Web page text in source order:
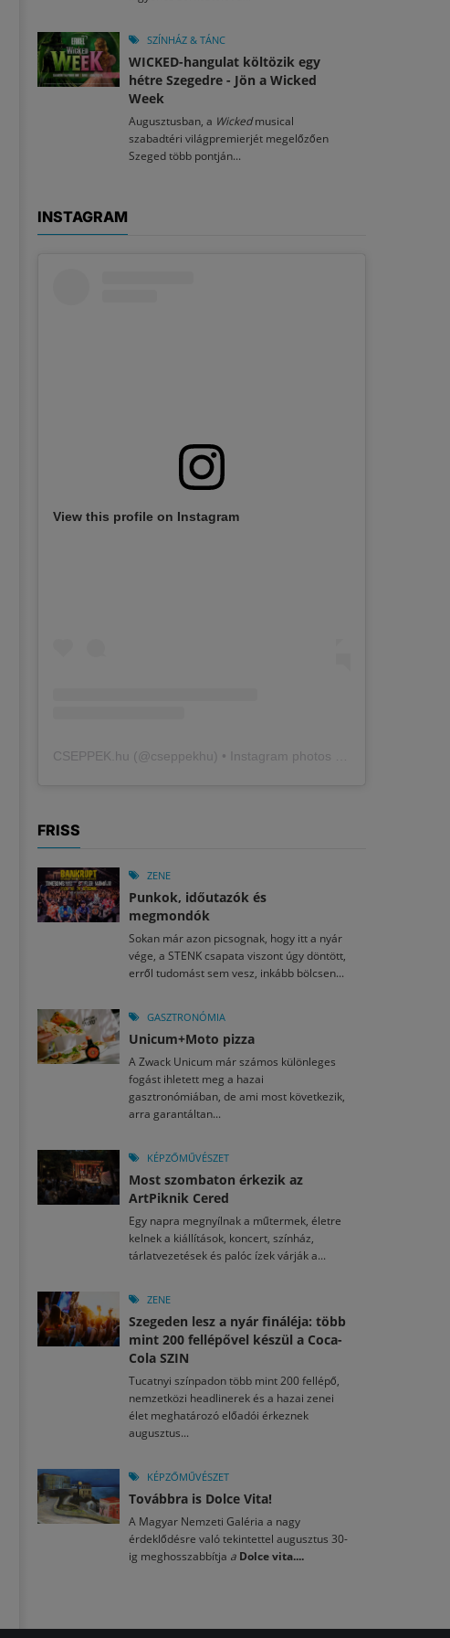
SZÍNHÁZ & TÁNC
WICKED-hangulat költözik egy
hétre Szegedre - Jön a Wicked
Week
Augusztusban, a Wickedmusical
szabadtéri világpremierjét megelőzően
Szeged több pontján...
INSTAGRAM
View this profile on Instagram
CSEPPEK.hu (@cseppekhu ) • Instagram photos and videos
FRISS
ZENE
Punkok, időutazók és
megmondók
Sokan már azon picsognak, hogy itt a nyár
vége, a STENK csapata viszont úgy döntött,
erről tudomást sem vesz, inkább bölcsen...
GASZTRONÓMIA
Unicum+Moto pizza
A Zwack Unicum már számos különleges
fogást ihletett meg a hazai
gasztronómiában, de ami most következik,
arra garantáltan...
KÉPZŐMŰVÉSZET
Most szombaton érkezik az
ArtPiknik Cered
Egy napra megnyílnak a műtermek, életre
kelnek a kiállítások, koncert, színház,
tárlatvezetések és palóc ízek várják a...
ZENE
Szegeden lesz a nyár fináléja: több
mint 200 fellépővel készül a Coca-
Cola SZIN
Tucatnyi színpadon több mint 200 fellépő,
nemzetközi headlinerek és a hazai zenei
élet meghatározó előadói érkeznek
augusztus...
KÉPZŐMŰVÉSZET
Továbbra is Dolce Vita!
A Magyar Nemzeti Galéria a nagy
érdeklődésre való tekintettel augusztus 30-
ig meghosszabbítja a Dolce vita....